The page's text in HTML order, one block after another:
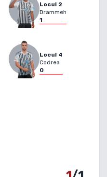
Locul 2
Drammeh
1
Locul 4
Codrea
0